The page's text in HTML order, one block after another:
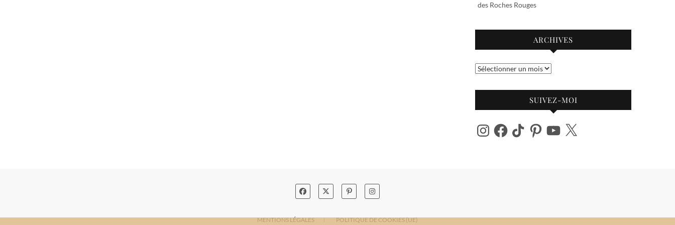
des Roches Rouges
ARCHIVES
Archives
SUIVEZ-MOI
InstagramFacebook
TikTok PinterestYouTube
X
MENTIONS LÉGALES POLITIQUE DE COOKIES (UE)